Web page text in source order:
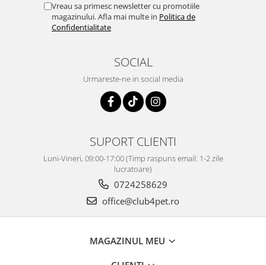
Vreau sa primesc newsletter cu promotiile
magazinului. Afla mai multe in Politica de
Confidentialitate
SOCIAL
Urmareste-ne in social media
SUPORT CLIENTI
Luni-Vineri, 09:00-17:00 (Timp raspuns email: 1-2 zile
lucratoare)
0724258629
office@club4pet.ro
MAGAZINUL MEU